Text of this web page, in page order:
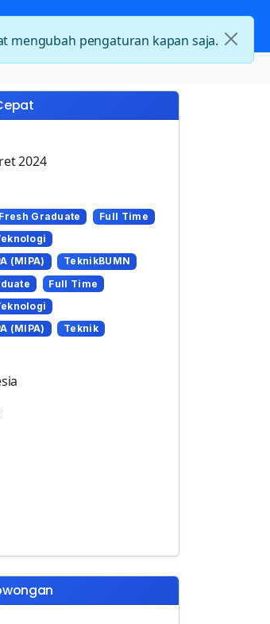
2024
Fresh Graduate
Full Time
(MIPA)
TeknikBUMN
Full Time
(MIPA)
Teknik
mengubah pengaturan kapan saja.